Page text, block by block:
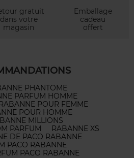
gratuit
dans votre
magasin
Emballage
cadeau
offert
PHANTOME
PARFUM HOMME
POUR FEMME
POUR HOMME
MILLIONS
PARFUM
RABANNE XS
DE PACO RABANNE
PACO RABANNE
PACO RABANNE